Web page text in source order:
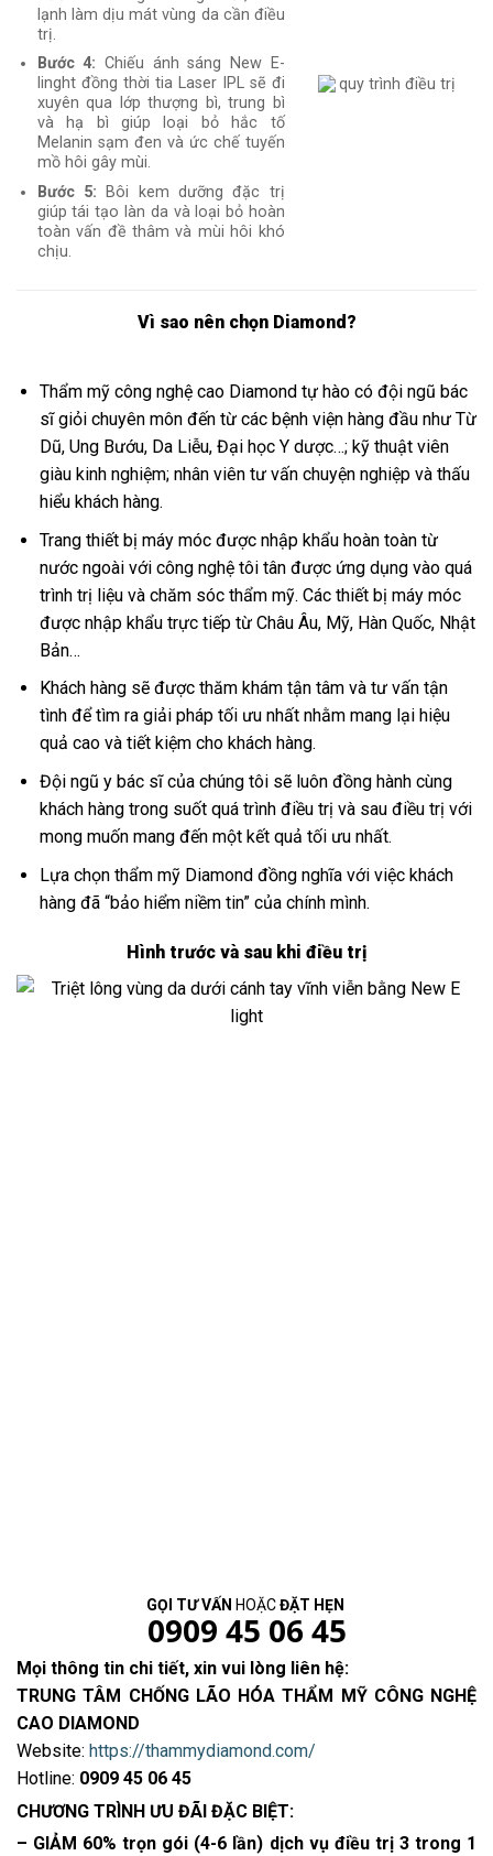
lạnh làm dịu mát vùng da cần điều
trị.
Bước 4: Chiếu ánh sáng New E-
linght đồng thời tia Laser IPL sẽ đi
xuyên qua lớp thượng bì, trung bì
và hạ bì giúp loại bỏ hắc tố
Melanin sạm đen và ức chế tuyến
mồ hôi gây mùi.
Bước 5: Bôi kem dưỡng đặc trị
giúp tái tạo làn da và loại bỏ hoàn
toàn vấn đề thâm và mùi hôi khó
chịu.
Vì sao nên chọn Diamond?
Thẩm mỹ công nghệ cao Diamond tự hào có đội ngũ bác
sĩ giỏi chuyên môn đến từ các bệnh viện hàng đầu như Từ
Dũ, Ung Bướu, Da Liễu, Đại học Y dược…; kỹ thuật viên
giàu kinh nghiệm; nhân viên tư vấn chuyện nghiệp và thấu
hiểu khách hàng.
Trang thiết bị máy móc được nhập khẩu hoàn toàn từ
nước ngoài với công nghệ tôi tân được ứng dụng vào quá
trình trị liệu và chăm sóc thẩm mỹ. Các thiết bị máy móc
được nhập khẩu trực tiếp từ Châu Âu, Mỹ, Hàn Quốc, Nhật
Bản…
Khách hàng sẽ được thăm khám tận tâm và tư vấn tận
tình để tìm ra giải pháp tối ưu nhất nhằm mang lại hiệu
quả cao và tiết kiệm cho khách hàng.
Đội ngũ y bác sĩ của chúng tôi sẽ luôn đồng hành cùng
khách hàng trong suốt quá trình điều trị và sau điều trị với
mong muốn mang đến một kết quả tối ưu nhất.
Lựa chọn thẩm mỹ Diamond đồng nghĩa với việc khách
hàng đã “bảo hiểm niềm tin” của chính mình.
Hình trước và sau khi điều trị
GỌI TƯ VẤN HOẶCĐẶT HẸN
0909 45 06 45
Mọi thông tin chi tiết, xin vui lòng liên hệ:
TRUNG TÂM CHỐNG LÃO HÓA THẨM MỸ CÔNG NGHỆ
CAO DIAMOND
Website: https://thammydiamond.com/
Hotline: 0909 45 06 45
CHƯƠNG TRÌNH ƯU ĐÃI ĐẶC BIỆT:
– GIẢM 60% trọn gói (4-6 lần) dịch vụ điều trị 3 trong 1